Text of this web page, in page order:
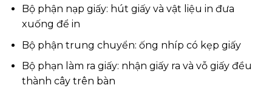
Bộ phận nạp giấy: hút giấy và vật liệu in đưa
xuống để in
Bộ phận trung chuyển: ống nhíp có kẹp giấy
Bộ phạn làm ra giấy: nhận giấy ra và vỗ giấy đều
thành cây trên bàn